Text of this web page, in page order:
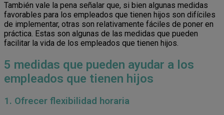
También vale la pena señalar que, si bien algunas medidas
favorables para los empleados que tienen hijos son difíciles
de implementar, otras son relativamente fáciles de poner en
práctica. Estas son algunas de las medidas que pueden
facilitar la vida de los empleados que tienen hijos.
5 medidas que pueden ayudar a los
empleados que tienen hijos
1. Ofrecer flexibilidad horaria